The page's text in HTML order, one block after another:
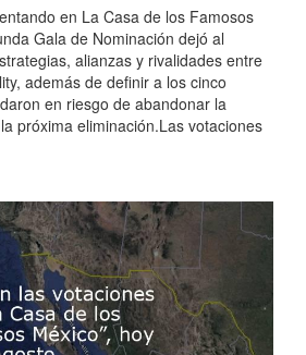
en La Casa de los Famosos
Gala de Nominación dejó al
alianzas y rivalidades entre
además de definir a los cinco
en riesgo de abandonar la
próxima eliminación.Las votaciones